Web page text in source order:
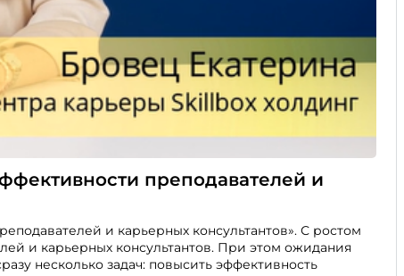
преподавателей и
и карьерных консультантов». С ростом
и карьерных консультантов. При этом ожидания
несколько задач: повысить эффективность